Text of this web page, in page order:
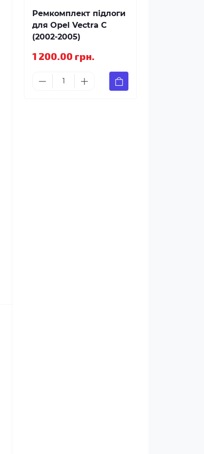
Ремкомплект підлоги
для Opel Vectra C
(2002-2005)
1 200.00 грн.